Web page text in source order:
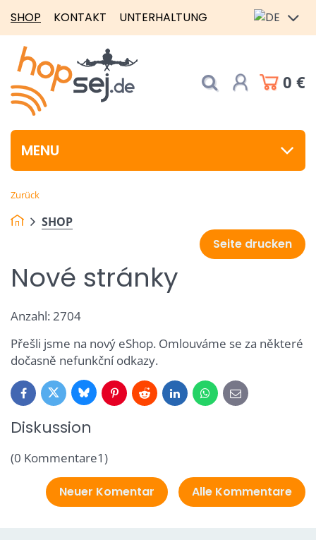
SHOP KONTAKT UNTERHALTUNG
0 €
MENU
Zurück
SHOP
Seite drucken
Nové stránky
Anzahl: 2704
Přešli jsme na nový eShop. Omlouváme se za některé
dočasně nefunkční odkazy.
FacebookTwitterBlueskyPinterestReddit LinkedInWhatsApp
E-
mail
Diskussion
(0 Kommentare1)
Alle Kommentare
Neuer Komentar